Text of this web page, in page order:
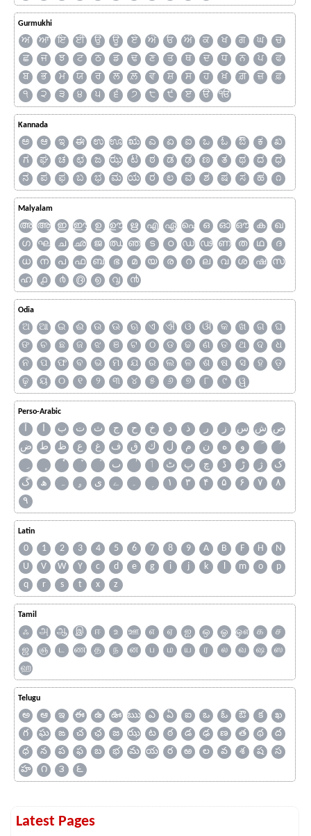
Gurmukhi
ਅ ਆ ਇ ਈ ਉ ਊ ਏ ਐ ਓ ਔ ਕ ਖ ਗ ਘ
ਚ
ਛ
ਜ ਝ ਟ ਠ ਡ ਢ ਣ ਤ ਥ ਦ ਧ ਨ ਪ
ਫ
ਬ
ਭ ਮ ਯ ਰ ਲ ਲ਼ ਵ ਸ਼ ਸ ਹ ਖ਼ ਗ਼ ਜ਼
ਫ਼
੧
੨ ੩ ੪ ੫ ੬ ੭ ੮ ੯ ੲ ੳ ੴ
Kannada
ಅ ಆ ಇ ಈ ಉ ಊ ಋ ಎ ಏ ಐ ಒ ಓ ಔ ಕ
ಖ
ಗ
ಘ ಚ ಛ ಜ ಝ ಟ ಠ ಡ ಢ ಣ ತ ಥ ದ
ಧ
ನ
ಪ ಫ ಬ ಭ ಮ ಯ ರ ಲ ವ ಶ ಷ ಸ ಹ ೧
Malyalam
അ ആ ഇ ഈ ഉ ഊ ഋ എ ഏ ഐ ഒ ഓ ഔ ക
ഖ
ഗ
ഘ ച ഛ ജ ഝ ഞ ട ഠ ഡ ഢ ണ ത ഥ
ദ
ധ
ന പ ഫ ബ ഭ മ യ ര റ ല വ ശ ഷ
സ
ഹ
൧ ൪ ൫ ൭ ൮ ൯
Odia
ଅ ଆ ଇ ଈ ଉ ଊ ଋ ଏ ଐ ଓ ଔ କ ଖ ଗ
ଘ
ଙ
ଚ ଛ ଜ ଝ ଞ ଟ ଠ ଡ ଢ ଣ ତ ଥ ଦ
ଧ
ନ
ପ ଫ ବ ଭ ମ ଯ ର ଲ ଳ ଶ ଷ ସ ହ
ଡ଼
ଢ଼
ୟ ୦ ୧ ୨ ୩ ୪ ୫ ୬ ୭ ୮ ୯ ୱ
Perso-Arabic
آ ا ب ت ث ج ح خ د ذ ر ز س ش ص
ض
ط ظ ع غ ف ق ك ل م ن ه
و
ٮ
ٲ ٹ پ چ ڈ ڑ ژ
ک
گ
ھ ہ ۄ ی ے ۔ ۱ ۳ ۴ ۵ ۶ ۷
۸
۹
Latin
0 1 2 3 4 5 6 7 8 9 A B F H
N
U
V W Y c d e g i j k l m o
p
q
r s t x z
Tamil
ஃ அ ஆ இ ஈ உ ஊ எ ஏ ஐ ஒ ஓ ஔ க
ச
ஜ
ஞ ட ண த ந ன ப ம ய ர ல வ ஷ
ஸ
ஹ
Telugu
అ ఆ ఇ ఈ ఉ ఊ ఋ ఎ ఏ ఐ ఒ ఓ ఔ క
ఖ
గ
ఘ ఙ చ ఛ జ ఝ ట ఠ డ ఢ ణ త థ
ద
ధ
న ప ఫ బ భ మ య ర ఱ ల వ శ ష
స
హ
౧ ౩ ౬
Latest Pages